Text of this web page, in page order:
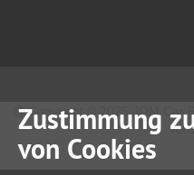
Copyright © 2025 JOM Car
Zustimmung
von Cookies